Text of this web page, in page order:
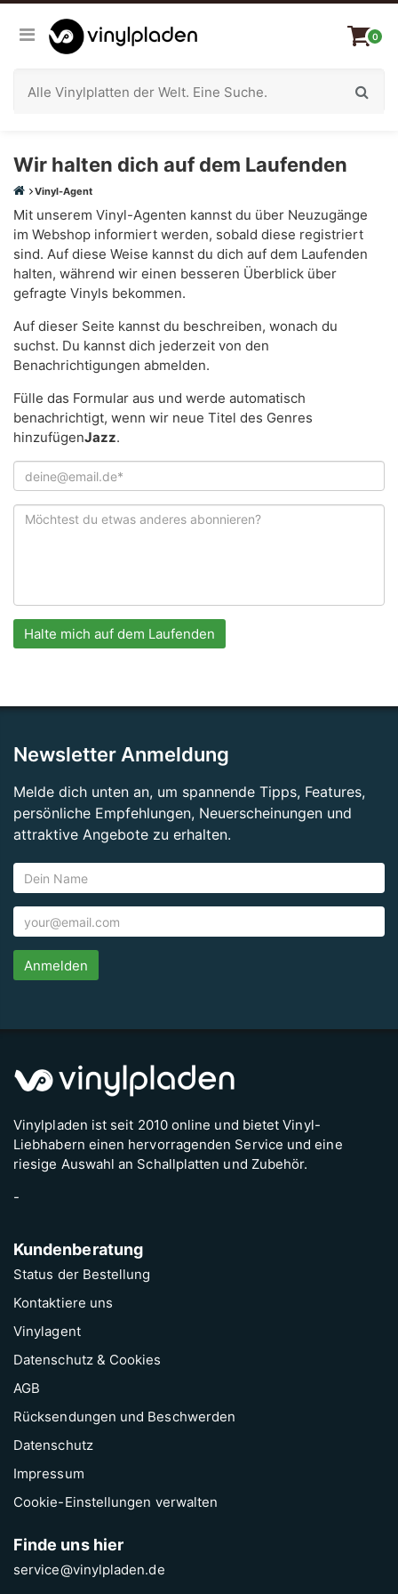
0
Wir halten dich auf dem Laufenden
Vinyl-Agent
Mit unserem Vinyl-Agenten kannst du über Neuzugänge
im Webshop informiert werden, sobald diese registriert
sind. Auf diese Weise kannst du dich auf dem Laufenden
halten, während wir einen besseren Überblick über
gefragte Vinyls bekommen.
Auf dieser Seite kannst du beschreiben, wonach du
suchst. Du kannst dich jederzeit von den
Benachrichtigungen abmelden.
Fülle das Formular aus und werde automatisch
benachrichtigt, wenn wir neue Titel des Genres
hinzufügenJazz.
Halte mich auf dem Laufenden
Newsletter Anmeldung
Melde dich unten an, um spannende Tipps, Features,
persönliche Empfehlungen, Neuerscheinungen und
attraktive Angebote zu erhalten.
Anmelden
Vinylpladen ist seit 2010 online und bietet Vinyl-
Liebhabern einen hervorragenden Service und eine
riesige Auswahl an Schallplatten und Zubehör.
-
Kundenberatung
Status der Bestellung
Kontaktiere uns
Vinylagent
Datenschutz & Cookies
AGB
Rücksendungen und Beschwerden
Datenschutz
Impressum
Cookie-Einstellungen verwalten
Finde uns hier
service@vinylpladen.de